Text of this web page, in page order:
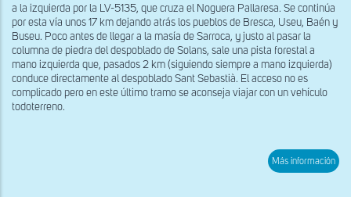
a la izquierda por la LV-5135, que cruza el Noguera Pallaresa. Se continúa
por esta vía unos 17 km dejando atrás los pueblos de Bresca, Useu, Baén y
Buseu. Poco antes de llegar a la masía de Sarroca, y justo al pasar la
columna de piedra del despoblado de Solans, sale una pista forestal a
mano izquierda que, pasados 2 km (siguiendo siempre a mano izquierda)
conduce directamente al despoblado Sant Sebastià. El acceso no es
complicado pero en este último tramo se aconseja viajar con un vehículo
todoterreno.
Más información